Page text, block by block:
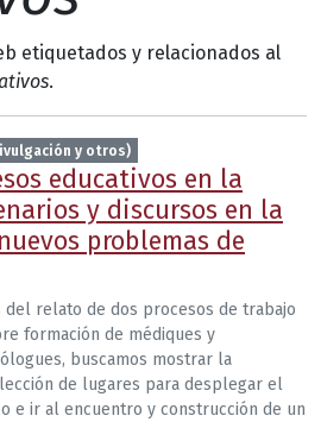
etiquetados y relacionados al
.
y otros)
educativos en la
y discursos en la
problemas de
del relato de dos procesos de trabajo
formación de médiques y
buscamos mostrar la
de lugares para desplegar el
e ir al encuentro y construcción de un